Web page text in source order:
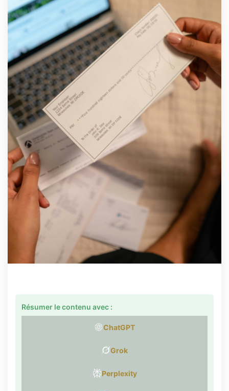
Résumer le contenu avec :
ChatGPT
Grok
Perplexity